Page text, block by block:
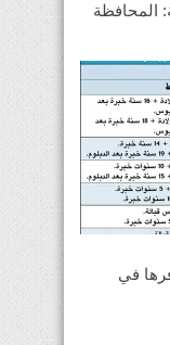
المحافظة
في